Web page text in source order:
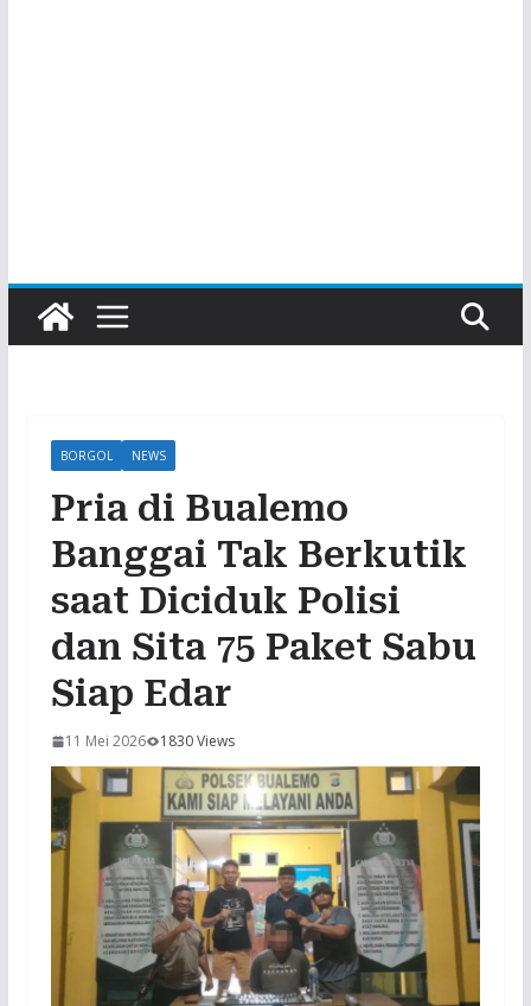
BORGOL NEWS
Pria di Bualemo
Banggai Tak Berkutik
saat Diciduk Polisi
dan Sita 75 Paket Sabu
Siap Edar
11 Mei 2026 1830 Views